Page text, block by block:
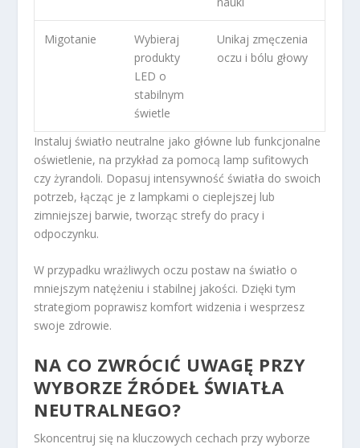
Migotanie
Wybieraj
produkty
LED o
stabilnym
świetle
Unikaj zmęczenia
oczu i bólu głowy
Instaluj światło neutralne jako główne lub funkcjonalne
oświetlenie, na przykład za pomocą lamp sufitowych
czy żyrandoli. Dopasuj intensywność światła do swoich
potrzeb, łącząc je z lampkami o cieplejszej lub
zimniejszej barwie, tworząc strefy do pracy i
odpoczynku.
W przypadku wrażliwych oczu postaw na światło o
mniejszym natężeniu i stabilnej jakości. Dzięki tym
strategiom poprawisz komfort widzenia i wesprzesz
swoje zdrowie.
NA CO ZWRÓCIĆ UWAGĘ PRZY
WYBORZE ŹRÓDEŁ ŚWIATŁA
NEUTRALNEGO?
Skoncentruj się na kluczowych cechach przy wyborze